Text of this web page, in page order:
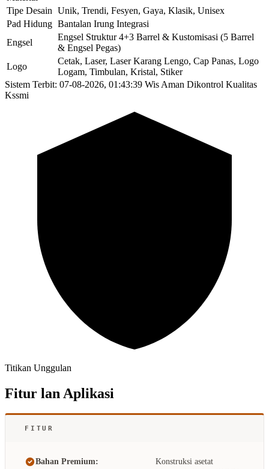
Tipe Desain Unik, Trendi, Fesyen, Gaya, Klasik, Unisex
Pad Hidung Bantalan Irung Integrasi
Engsel
Engsel Struktur 4+3 Barrel & Kustomisasi (5 Barrel
& Engsel Pegas)
Logo
Cetak, Laser, Laser Karang Lengo, Cap Panas, Logo
Logam, Timbulan, Kristal, Stiker
Sistem Terbit: 07-08-2026, 01:43:39 Wis Aman Dikontrol Kualitas
Kssmi
Titikan Unggulan
Fitur lan Aplikasi
FITUR
Bahan Premium:
Konstruksi asetat